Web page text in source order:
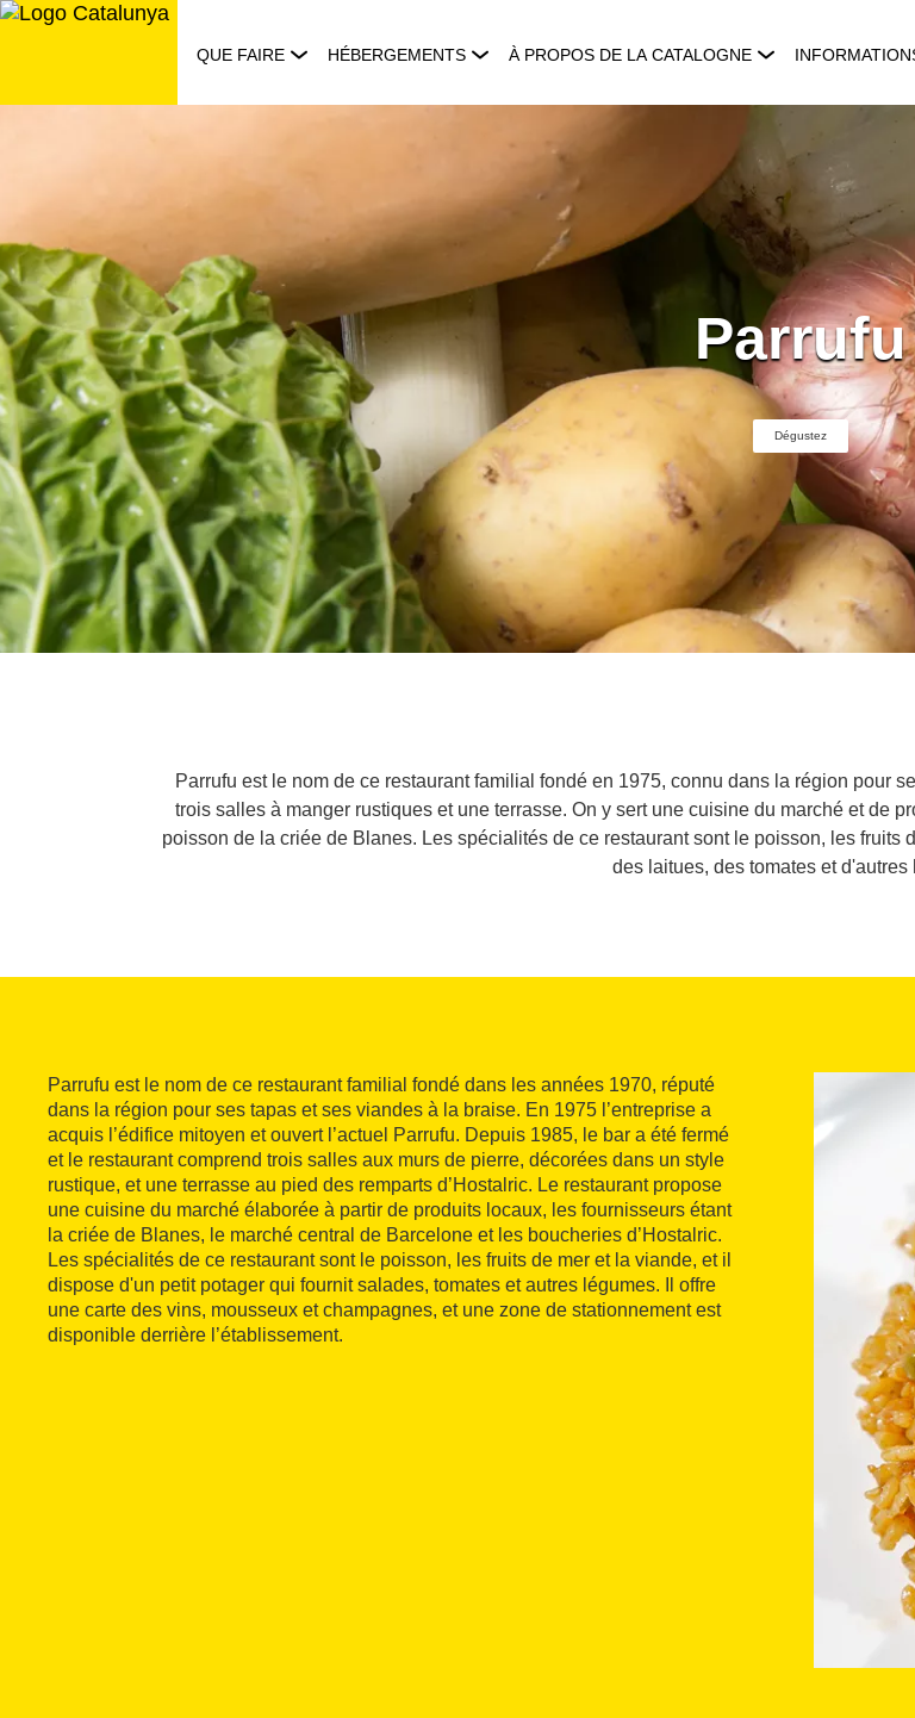
Aller
QUE FAIRE HÉBERGEMENTS À PROPOS DE LA CATALOGNE
Parrufu
Dégustez
Parrufu est le nom de ce restaurant familial fondé en 1975, connu dans la région pour
trois salles à manger rustiques et une terrasse. On y sert une cuisine du marché et de
poisson de la criée de Blanes. Les spécialités de ce restaurant sont le poisson, les
des laitues, des tomates et d'autres
Parrufu est le nom de ce restaurant familial fondé dans les années 1970, réputé
dans la région pour ses tapas et ses viandes à la braise. En 1975 l’entreprise a
acquis l’édifice mitoyen et ouvert l’actuel Parrufu. Depuis 1985, le bar a été fermé
et le restaurant comprend trois salles aux murs de pierre, décorées dans un style
rustique, et une terrasse au pied des remparts d’Hostalric. Le restaurant propose
une cuisine du marché élaborée à partir de produits locaux, les fournisseurs étant
la criée de Blanes, le marché central de Barcelone et les boucheries d’Hostalric.
Les spécialités de ce restaurant sont le poisson, les fruits de mer et la viande, et il
dispose d'un petit potager qui fournit salades, tomates et autres légumes. Il offre
une carte des vins, mousseux et champagnes, et une zone de stationnement est
disponible derrière l’établissement.